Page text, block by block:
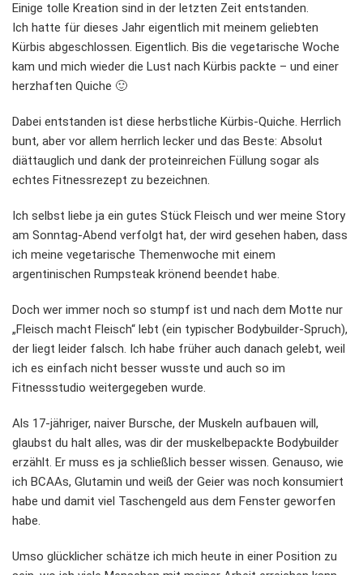
Einige tolle Kreation sind in der letzten Zeit entstanden.
Ich hatte für dieses Jahr eigentlich mit meinem geliebten
Kürbis abgeschlossen. Eigentlich. Bis die vegetarische Woche
kam und mich wieder die Lust nach Kürbis packte – und einer
herzhaften Quiche 🙂
Dabei entstanden ist diese herbstliche Kürbis-Quiche. Herrlich
bunt, aber vor allem herrlich lecker und das Beste: Absolut
diättauglich und dank der proteinreichen Füllung sogar als
echtes Fitnessrezept zu bezeichnen.
Ich selbst liebe ja ein gutes Stück Fleisch und wer meine Story
am Sonntag-Abend verfolgt hat, der wird gesehen haben, dass
ich meine vegetarische Themenwoche mit einem
argentinischen Rumpsteak krönend beendet habe.
Doch wer immer noch so stumpf ist und nach dem Motte nur
„Fleisch macht Fleisch“ lebt (ein typischer Bodybuilder-Spruch),
der liegt leider falsch. Ich habe früher auch danach gelebt, weil
ich es einfach nicht besser wusste und auch so im
Fitnessstudio weitergegeben wurde.
Als 17-jähriger, naiver Bursche, der Muskeln aufbauen will,
glaubst du halt alles, was dir der muskelbepackte Bodybuilder
erzählt. Er muss es ja schließlich besser wissen. Genauso, wie
ich BCAAs, Glutamin und weiß der Geier was noch konsumiert
habe und damit viel Taschengeld aus dem Fenster geworfen
habe.
Umso glücklicher schätze ich mich heute in einer Position zu